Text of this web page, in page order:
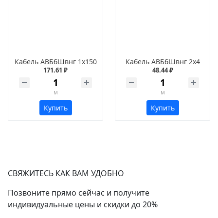
Кабель АВБбШвнг 1х150
171.61 ₽
м
Купить
Кабель АВБбШвнг 2х4
48.44 ₽
м
Купить
СВЯЖИТЕСЬ КАК ВАМ УДОБНО
Позвоните прямо сейчас и получите
индивидуальные цены и скидки до 20%